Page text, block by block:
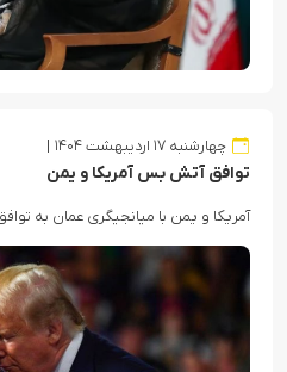
چهارشنبه ۱۷ اردیبهشت ۱۴۰۴
توافق آتش بس آمریکا و یمن
آمریکا و یمن با میانجیگری عمان به